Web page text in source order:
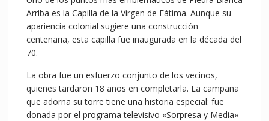
Arriba es la Capilla de la Virgen de Fátima. Aunque su
apariencia colonial sugiere una construcción
centenaria, esta capilla fue inaugurada en la década del
70.
La obra fue un esfuerzo conjunto de los vecinos,
quienes tardaron 18 años en completarla. La campana
que adorna su torre tiene una historia especial: fue
donada por el programa televisivo «Sorpresa y Media»